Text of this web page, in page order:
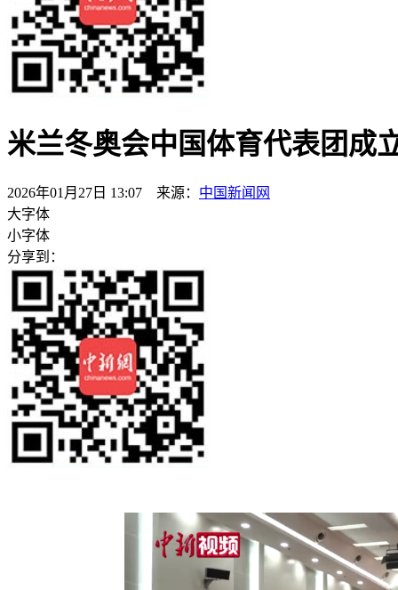
米兰冬奥会中国体育代表团成
2026年01月27日 13:07 来源： 中国新闻网
大字体
小字体
分享到：